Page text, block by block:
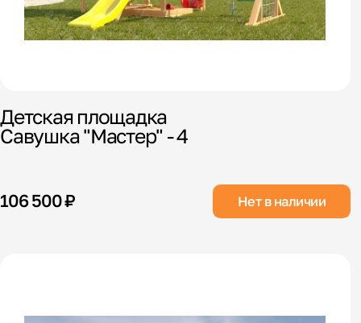
Детская площадка
Савушка "Мастер" - 4
106 500 ₽ Нет в наличии